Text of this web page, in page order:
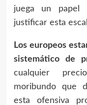
juega un papel
justificar esta
Los europeos
sistemático de
cualquier
moribundo que
esta ofensiva